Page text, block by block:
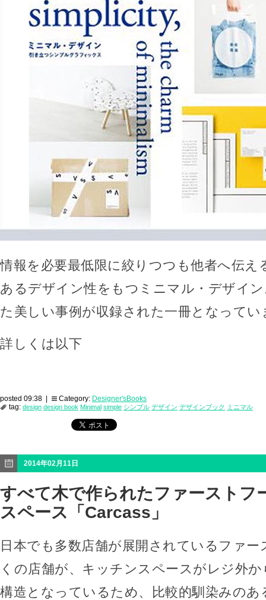
情報を必要最低限に絞りつつも他者へ伝え
あるデザイン性をもつミニマル・デザイ
た美しい事例が収録された一冊となってい
詳しくは以下
posted 09:38 | Category: Designer'sBooks
tag: design design book Minimal simple シンプル デザイン デザインブック ミニマル
2014年02月11日
すべて木で作られたファーストフ
スペース「Carcass」
日本でも多数店舗が展開されているファー
くの店舗が、キッチンスペースがレジ外
構造となっているため、比較的馴染みのあ